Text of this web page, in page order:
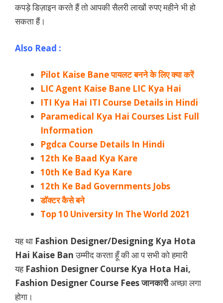
कपड़े डिज़ाइन करते हैं तो आपकी सैलरी लाखों रुपए महीने भी हो
सकता हैं।
Also Read :
Pilot Kaise Bane पायलट बनने के लिए क्या करें
LIC Agent Kaise Bane LIC Kya Hai
ITI Kya Hai ITI Course Details in Hindi
Paramedical Kya Hai Courses List Full
Information
Pgdca Course Details In Hindi
12th Ke Baad Kya Kare
10th Ke Bad Kya Kare
12th Ke Bad Governments Jobs
डॉक्टर कैसे बने
Top 10 University In The World 2021
यह था Fashion Designer/Designing Kya Hota
Hai Kaise Banउम्मीद करता हूँ की आ प सभी को हमारी
यह Fashion Designer Course Kya Hota Hai,
Fashion Designer Course Fees जानकारीअच्छा लगा
होगा।